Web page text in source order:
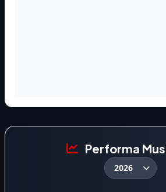
Performa